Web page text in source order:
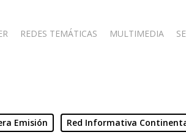
REDES TEMÁTICAS MULTIMEDIA
Emisión Red Informativa